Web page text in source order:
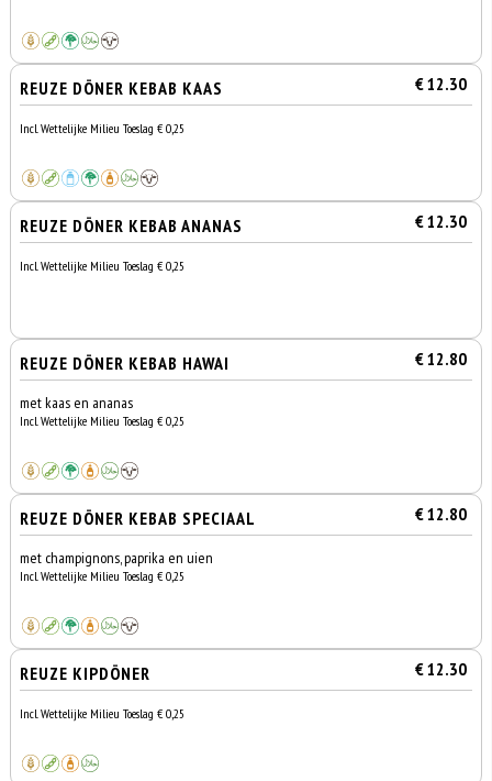
REUZE DÖNER KEBAB KAAS € 12.30
Incl. Wettelijke Milieu Toeslag € 0,25
REUZE DÖNER KEBAB ANANAS € 12.30
Incl. Wettelijke Milieu Toeslag € 0,25
REUZE DÖNER KEBAB HAWAI € 12.80
met kaas en ananas
Incl. Wettelijke Milieu Toeslag € 0,25
REUZE DÖNER KEBAB SPECIAAL € 12.80
met champignons, paprika en uien
Incl. Wettelijke Milieu Toeslag € 0,25
REUZE KIPDÖNER € 12.30
Incl. Wettelijke Milieu Toeslag € 0,25